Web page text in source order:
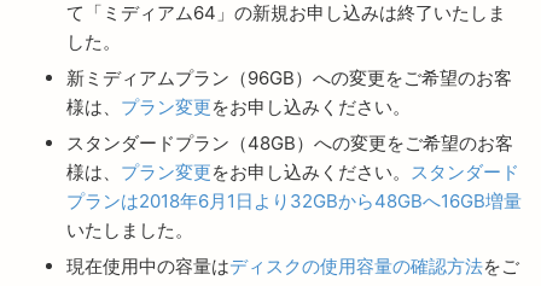
て「ミディアム64」の新規お申し込みは終了いたしま
した。
新ミディアムプラン（96GB）への変更をご希望のお客
様は、 プラン変更をお申し込みください。
スタンダードプラン（48GB）への変更をご希望のお客
様は、 プラン変更をお申し込みください。 スタンダード
プランは2018年6月1日より32GBから48GBへ16GB増量
いたしました。
現在使用中の容量はディスクの使用容量の確認方法をご